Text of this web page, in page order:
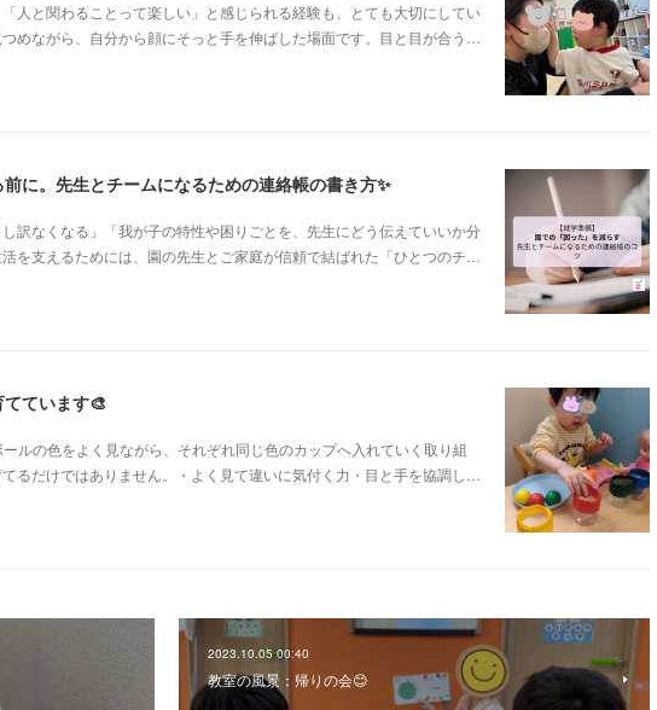
人と関わることって楽しい」と感じられる経験も、とても大切にしてい
めながら、自分から顔にそっと手を伸ばした場面です。目と目が合う…
に。先生とチームになるための連絡帳の書き方✨
訳なくなる」「我が子の特性や困りごとを、先生にどう伝えていいか分
を支えるためには、園の先生とご家庭が信頼で結ばれた「ひとつのチ…
ています🎨
ルの色をよく見ながら、それぞれ同じ色のカップへ入れていく取り組
るだけではありません。・よく見て違いに気付く力・目と手を協調し…
2023.10.05 00:40
教室の風景：帰りの会😊